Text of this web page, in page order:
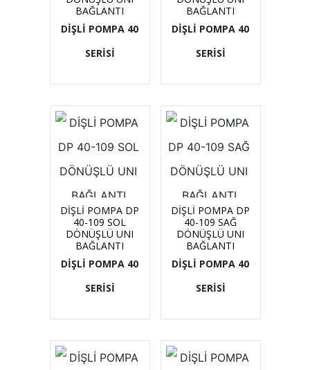
BAĞLANTI
DİŞLİ POMPA 40
SERİSİ
BAĞLANTI
DİŞLİ POMPA 40
SERİSİ
DİŞLİ POMPA DP
40-109 SOL
DÖNÜŞLÜ UNI
BAĞLANTI
DİŞLİ POMPA 40
SERİSİ
DİŞLİ POMPA DP
40-109 SAĞ
DÖNÜŞLÜ UNI
BAĞLANTI
DİŞLİ POMPA 40
SERİSİ